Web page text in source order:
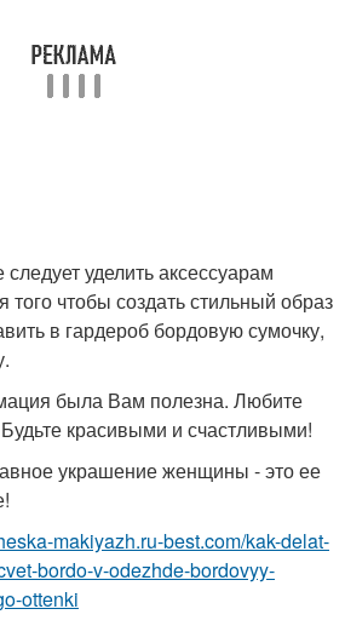
уделить аксессуарам
того чтобы создать стильный образ
в гардероб бордовую сумочку,
была Вам полезна. Любите
красивыми и счастливыми!
украшение женщины - это ее
makiyazh.ru-best.com/kak-delat-
bordo-v-odezhde-bordovyy-
ottenki